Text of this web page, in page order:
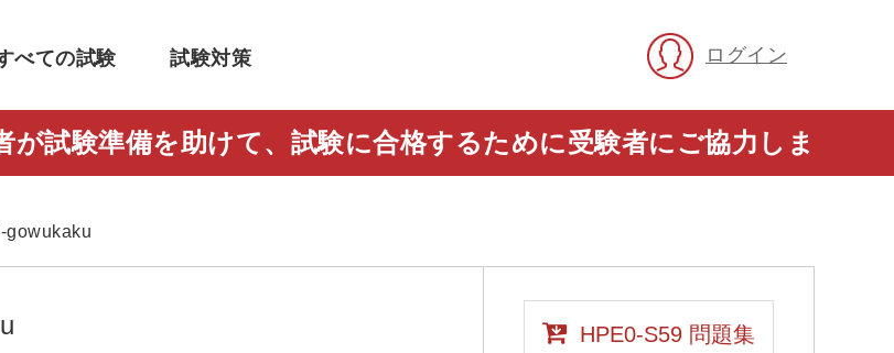
べての試験 試験対策 ログイン
試験準備を助けて、試験に合格するために受験者にご協力しま
gowukaku
HPE0-S59 問題集